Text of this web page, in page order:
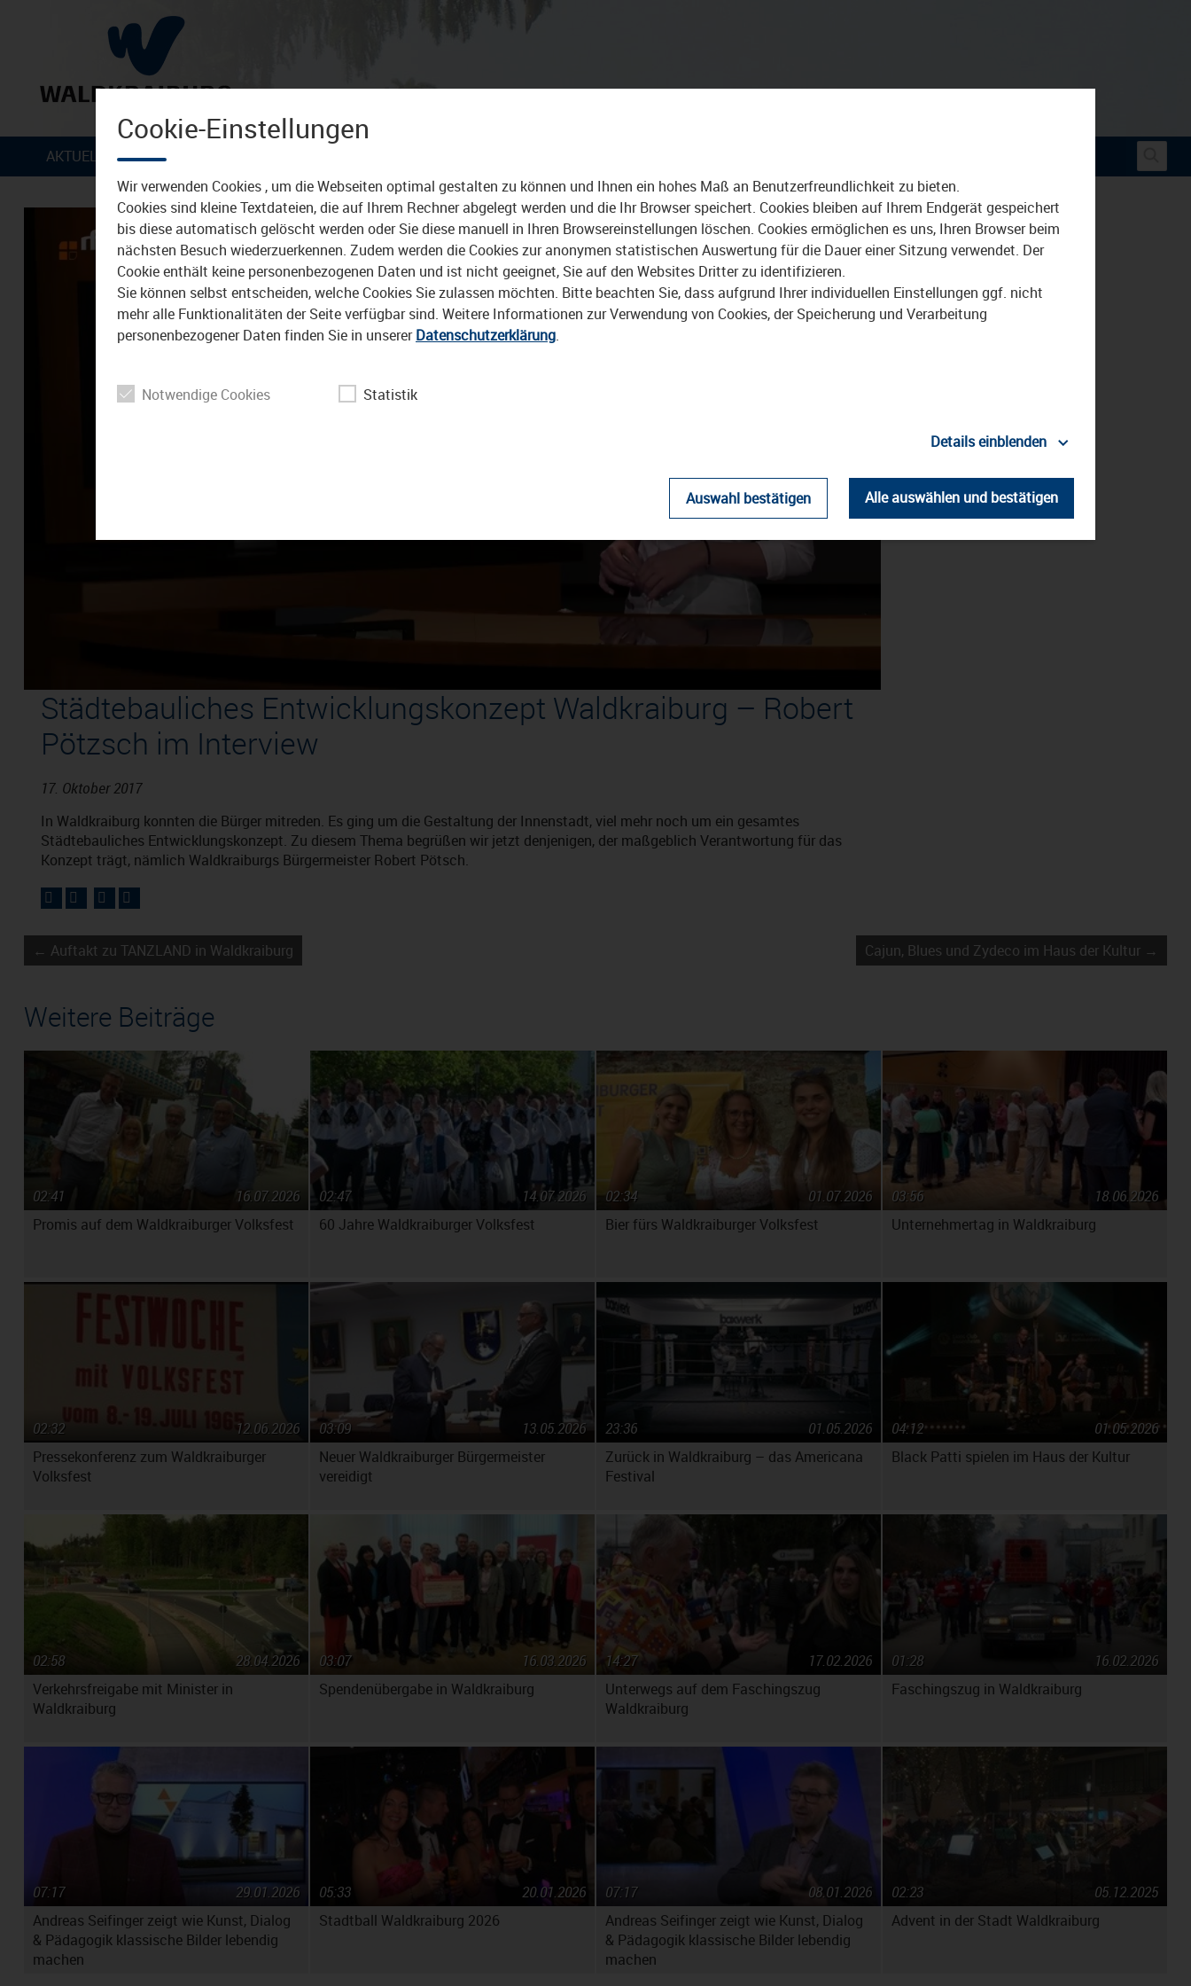
Zum Inhalt
AKTUELLES
abspielen
Städtebauliches Entwicklungskonzept Waldkraiburg – Robert
Pötzsch im Interview
17. Oktober 2017
In Waldkraiburg konnten die Bürger mitreden. Es ging um die Gestaltung der Innenstadt, viel mehr noch um ein gesamtes
Städtebauliches Entwicklungskonzept. Zu diesem Thema begrüßen wir jetzt denjenigen, der maßgeblich Verantwortung für das
Konzept trägt, nämlich Waldkraiburgs Bürgermeister Robert Pötsch.
← Auftakt zu TANZLAND in Waldkraiburg Cajun, Blues und Zydeco im Haus der Kultur →
Weitere Beiträge
Promis auf dem Waldkraiburger Volksfest
16.07.2026
02:41
60 Jahre Waldkraiburger Volksfest
14.07.2026
02:47
Bier fürs Waldkraiburger Volksfest
01.07.2026
02:34
Unternehmertag in Waldkraiburg
18.06.2026
03:56
Pressekonferenz zum Waldkraiburger
Volksfest
12.06.2026
02:32
Neuer Waldkraiburger Bürgermeister
vereidigt
13.05.2026
03:09
Zurück in Waldkraiburg – das Americana
Festival
01.05.2026
23:36
Black Patti spielen im Haus der Kultur
01.05.2026
04:12
Verkehrsfreigabe mit Minister in
Waldkraiburg
28.04.2026
02:58
Spendenübergabe in Waldkraiburg
16.03.2026
03:07
Unterwegs auf dem Faschingszug
Waldkraiburg
17.02.2026
14:27
Faschingszug in Waldkraiburg
16.02.2026
01:28
Andreas Seifinger zeigt wie Kunst, Dialog
& Pädagogik klassische Bilder lebendig
machen
29.01.2026
07:17
Stadtball Waldkraiburg 2026
20.01.2026
05:33
Andreas Seifinger zeigt wie Kunst, Dialog
& Pädagogik klassische Bilder lebendig
machen
08.01.2026
07:17
Advent in der Stadt Waldkraiburg
05.12.2025
02:23
Cookie-Einstellungen
Wir verwenden Cookies , um die Webseiten optimal gestalten zu können und Ihnen ein hohes Maß an Benutzerfreundlichkeit zu bieten.
Cookies sind kleine Textdateien, die auf Ihrem Rechner abgelegt werden und die Ihr Browser speichert. Cookies bleiben auf Ihrem Endgerät gespeichert
bis diese automatisch gelöscht werden oder Sie diese manuell in Ihren Browsereinstellungen löschen. Cookies ermöglichen es uns, Ihren Browser beim
nächsten Besuch wiederzuerkennen. Zudem werden die Cookies zur anonymen statistischen Auswertung für die Dauer einer Sitzung verwendet. Der
Cookie enthält keine personenbezogenen Daten und ist nicht geeignet, Sie auf den Websites Dritter zu identifizieren.
Sie können selbst entscheiden, welche Cookies Sie zulassen möchten. Bitte beachten Sie, dass aufgrund Ihrer individuellen Einstellungen ggf. nicht
mehr alle Funktionalitäten der Seite verfügbar sind. Weitere Informationen zur Verwendung von Cookies, der Speicherung und Verarbeitung
personenbezogener Daten finden Sie in unsererDatenschutzerklärung.
Notwendige Cookies Statistik
Details einblenden
Auswahl bestätigen Alle auswählen und bestätigen